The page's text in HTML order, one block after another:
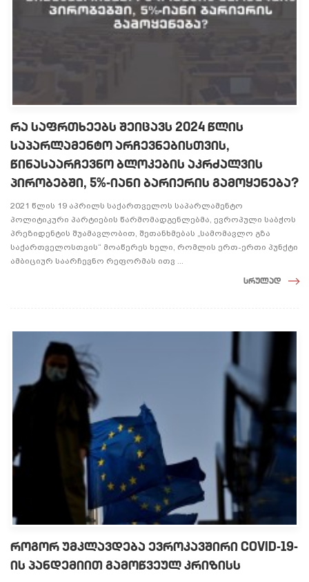
რა საფრთხეებს შეიცავს 2024 წლის
საპარლამენტო არჩევნებისთვის,
წინასაარჩევნო ბლოკების აკრძალვის
პირობებში, 5%-იანი ბარიერის გამოყენება?
2021 წლის 19 აპრილს საქართველოს საპარლამენტო
პოლიტიკური პარტიების წარმომადგენლებმა, ევროპული საბჭოს
პრეზიდენტის შუამავლობით, შეთანხმებას „სამომავლო გზა
საქართველოსთვის“ მოაწერეს ხელი, რომლის ერთ-ერთი პუნქტი
ამბიციურ საარჩევნო რეფორმას ითვ ...
სრულად
როგორ უმკლავდება ევროკავშირი COVID-19-
ის პანდემიით გამოწვეულ კრიზისს